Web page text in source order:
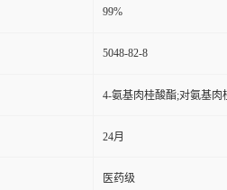
99%
5048-82-8
4-氨基肉桂酸酯;对氨基肉
24月
医药级